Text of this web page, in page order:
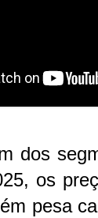
dos
os
pesa